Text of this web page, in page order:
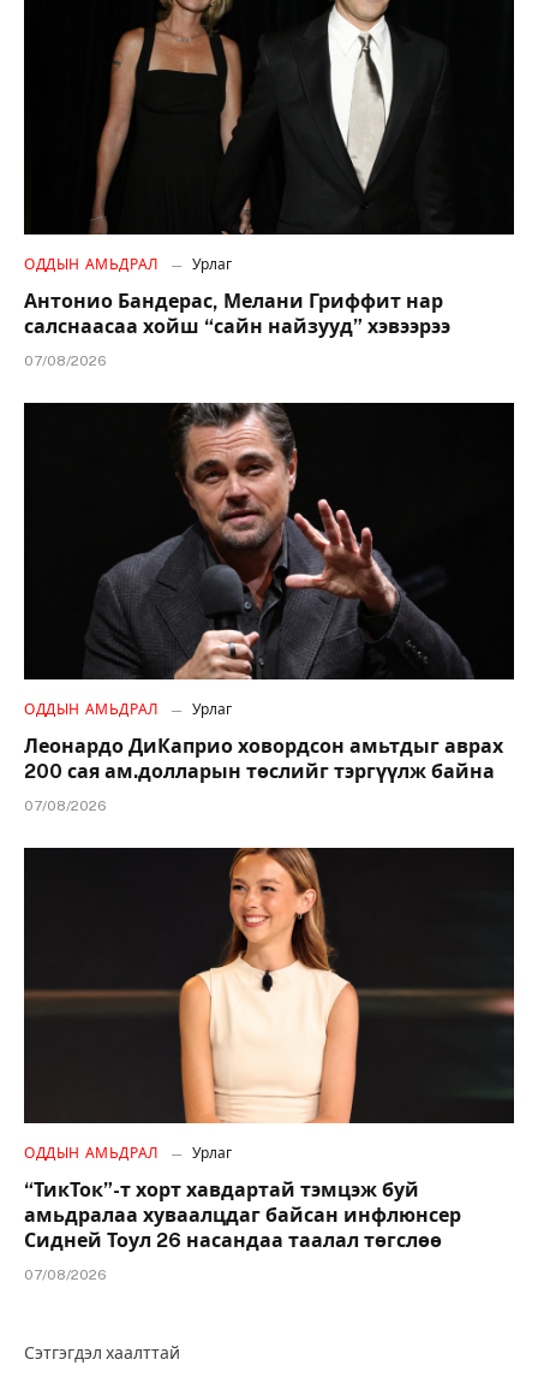
ОДДЫН АМЬДРАЛ Урлаг
Антонио Бандерас, Мелани Гриффит нар
салснаасаа хойш “сайн найзууд” хэвээрээ
07/08/2026
ОДДЫН АМЬДРАЛ Урлаг
Леонардо ДиКаприо ховордсон амьтдыг аврах
200 сая ам.долларын төслийг тэргүүлж байна
07/08/2026
ОДДЫН АМЬДРАЛ Урлаг
“ТикТок”-т хорт хавдартай тэмцэж буй
амьдралаа хуваалцдаг байсан инфлюнсер
Сидней Тоул 26 насандаа таалал төгслөө
07/08/2026
Сэтгэгдэл хаалттай